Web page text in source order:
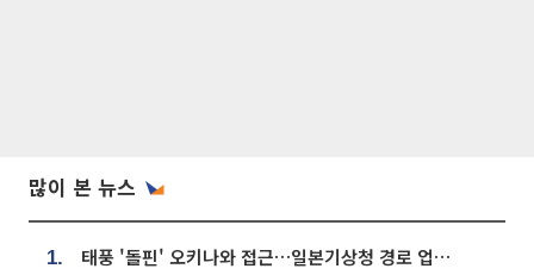
많이 본 뉴스
1. 태풍 '돌핀' 오키나와 접근…일본기상청 경로 업데이트